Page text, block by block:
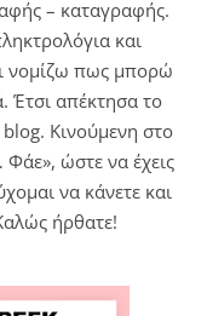
– καταγραφής.
και
νομίζω πως μπορώ
Έτσι απέκτησα το
Κινούμενη στο
ώστε να έχεις
να κάνετε και
ήρθατε!